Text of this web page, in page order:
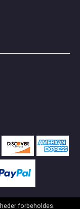
forbeholdes.